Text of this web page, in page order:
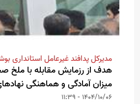
مدیرکل پدافند غیرعامل استانداری
هدف از رزمایش مقابله با ملخ
میزان آمادگی و هماهنگی
1404/10/06 - 11:39